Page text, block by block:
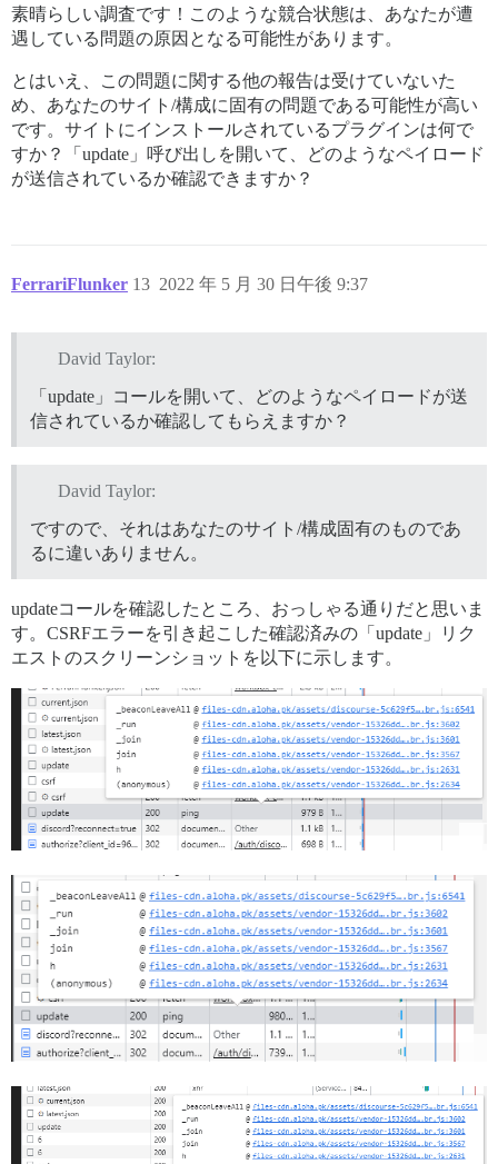
素晴らしい調査です！このような競合状態は、あなたが遭
遇している問題の原因となる可能性があります。
とはいえ、この問題に関する他の報告は受けていないた
め、あなたのサイト/構成に固有の問題である可能性が高い
です。サイトにインストールされているプラグインは何で
すか？「update」呼び出しを開いて、どのようなペイロード
が送信されているか確認できますか？
FerrariFlunker 2022 年 5 月 30 日午後 9:37
13
David Taylor:
「update」コールを開いて、どのようなペイロードが送
信されているか確認してもらえますか？
David Taylor:
ですので、それはあなたのサイト/構成固有のものであ
るに違いありません。
updateコールを確認したところ、おっしゃる通りだと思いま
す。CSRFエラーを引き起こした確認済みの「update」リク
エストのスクリーンショットを以下に示します。